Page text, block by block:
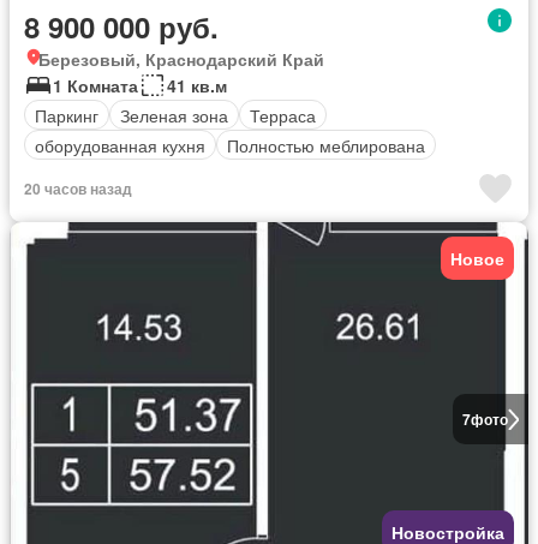
8 900 000 руб.
Березовый, Краснодарский Край
1 Комната
41 кв.м
Паркинг
Зеленая зона
Терраса
оборудованная кухня
Полностью меблирована
20 часов назад
7фото
Новое
Новостройка